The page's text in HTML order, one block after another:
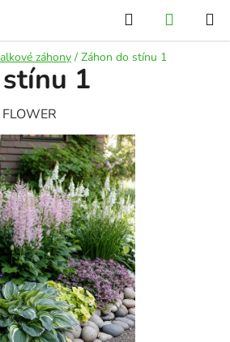
Hledat
KOŠÍK
záhony / Záhon do stínu 1
1